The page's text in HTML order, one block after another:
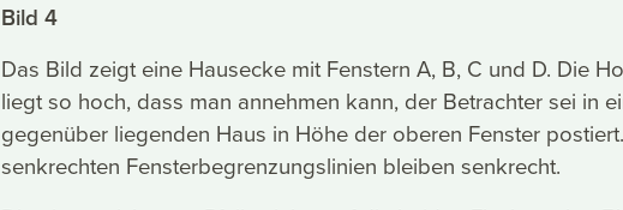
Bild 4
Das Bild zeigt eine Hausecke mit Fenstern A, B, C und D. Die
liegt so hoch, dass man annehmen kann, der Betrachter sei in
gegenüber liegenden Haus in Höhe der oberen Fenster
senkrechten Fensterbegrenzungslinien bleiben senkrecht.